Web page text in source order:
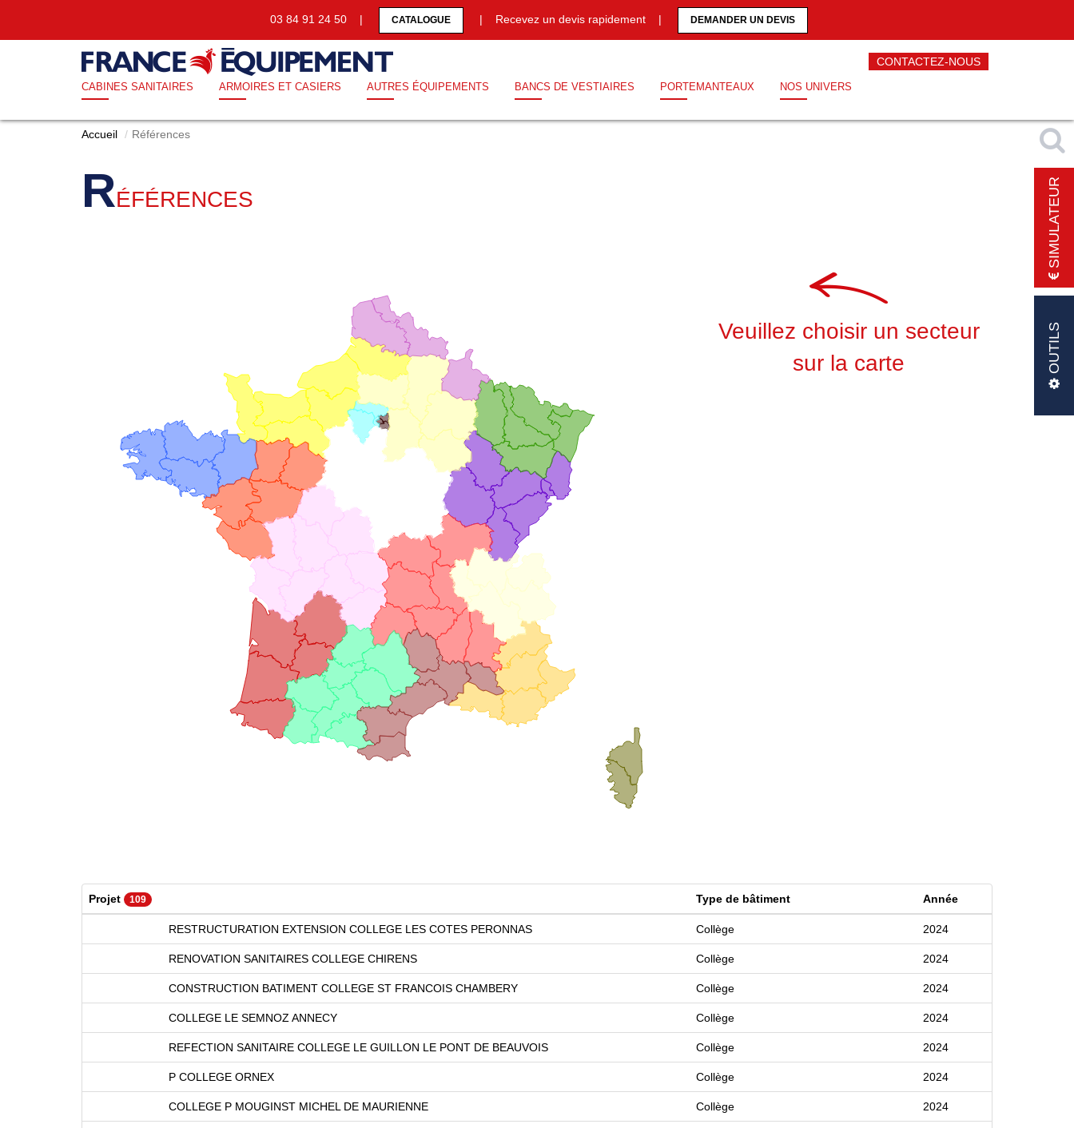
03 84 91 24 50 | CATALOGUE | Recevez un devis rapidement | DEMANDER UN DEVIS
CONTACTEZ-NOUS
CABINES SANITAIRES ARMOIRES ET CASIERS AUTRES ÉQUIPEMENTS BANCS DE VESTIAIRES PORTEMANTEAUX NOS UNIVERS
Accueil Références
RÉFÉRENCES
Veuillez choisir un secteur
sur la carte
Projet 109 Type de bâtiment Année
RESTRUCTURATION EXTENSION COLLEGE LES COTES PERONNAS Collège 2024
RENOVATION SANITAIRES COLLEGE CHIRENS Collège 2024
CONSTRUCTION BATIMENT COLLEGE ST FRANCOIS CHAMBERY Collège 2024
COLLEGE LE SEMNOZ ANNECY Collège 2024
REFECTION SANITAIRE COLLEGE LE GUILLON LE PONT DE BEAUVOIS Collège 2024
P COLLEGE ORNEX Collège 2024
COLLEGE P MOUGINST MICHEL DE MAURIENNE Collège 2024
SIMULATEUR
OUTILS